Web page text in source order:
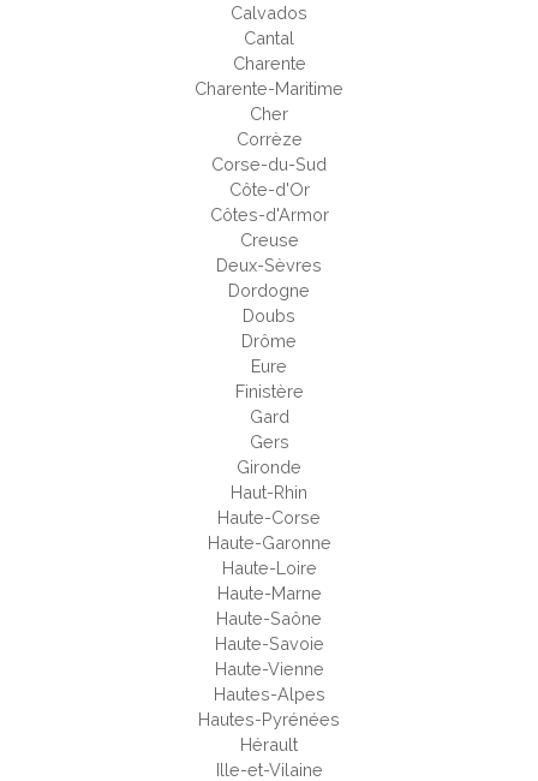
Calvados
Cantal
Charente
Charente-Maritime
Cher
Corrèze
Corse-du-Sud
Côte-d'Or
Côtes-d'Armor
Creuse
Deux-Sèvres
Dordogne
Doubs
Drôme
Eure
Finistère
Gard
Gers
Gironde
Haut-Rhin
Haute-Corse
Haute-Garonne
Haute-Loire
Haute-Marne
Haute-Saône
Haute-Savoie
Haute-Vienne
Hautes-Alpes
Hautes-Pyrénées
Hérault
Ille-et-Vilaine